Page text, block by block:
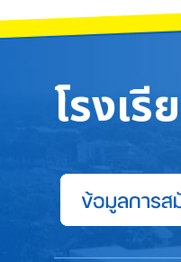
โรงเ